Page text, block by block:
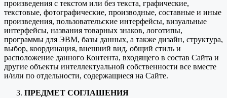
произведения с текстом или без текста, графические,
текстовые, фотографические, производные, составные и иные
произведения, пользовательские интерфейсы, визуальные
интерфейсы, названия товарных знаков, логотипы,
программы для ЭВМ, базы данных, а также дизайн, структура,
выбор, координация, внешний вид, общий стиль и
расположение данного Контента, входящего в состав Сайта и
другие объекты интеллектуальной собственности все вместе
и/или по отдельности, содержащиеся на Сайте.
ПРЕДМЕТ СОГЛАШЕНИЯ